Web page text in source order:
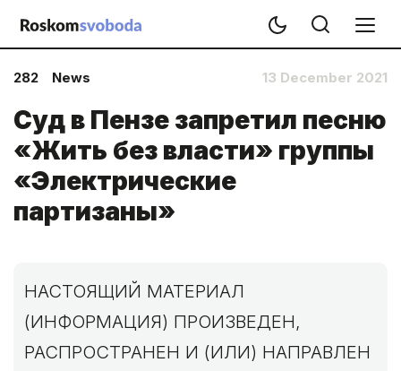
282 News 13 December 2021
Суд в Пензе запретил песню
«Жить без власти» группы
«Электрические
партизаны»
НАСТОЯЩИЙ МАТЕРИАЛ
(ИНФОРМАЦИЯ) ПРОИЗВЕДЕН,
РАСПРОСТРАНЕН И (ИЛИ) НАПРАВЛЕН